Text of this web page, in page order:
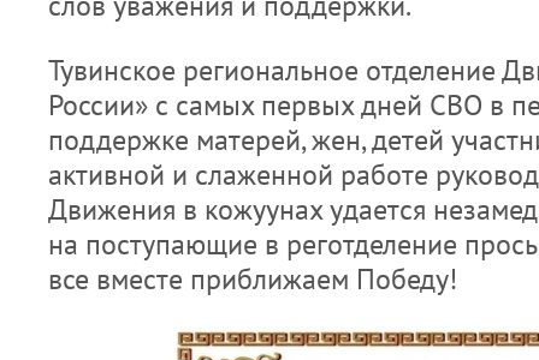
Тувинское региональное отделение
России» с самых первых дней СВО в
поддержке матерей, жен, детей
активной и слаженной работе
Движения в кожуунах удается
на поступающие в реготделение
все вместе приближаем Победу!